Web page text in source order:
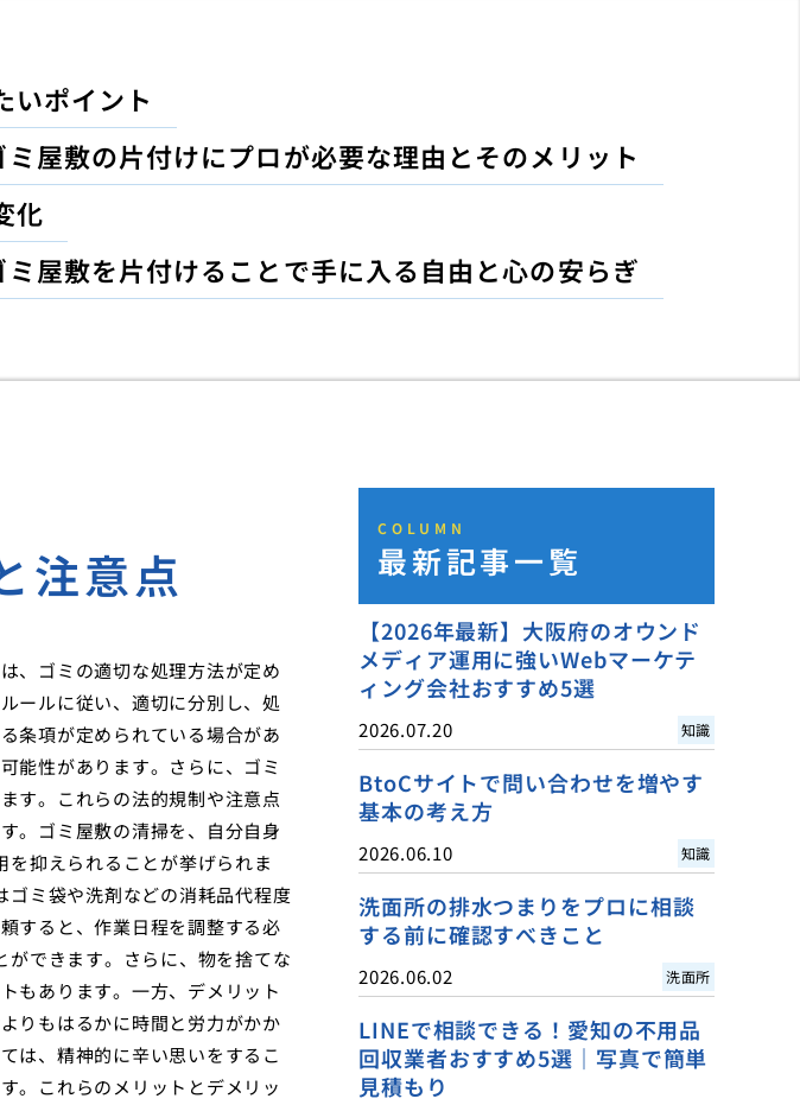
いポイント
ミ屋敷の片付けにプロが必要な理由とそのメリット
化
ミ屋敷を片付けることで手に入る自由と心の安らぎ
注意点
、ゴミの適切な処理方法が定め
ールに従い、適切に分別し、処
条項が定められている場合があ
能性があります。さらに、ゴミ
す。これらの法的規制や注意点
。ゴミ屋敷の清掃を、自分自身
抑えられることが挙げられま
ゴミ袋や洗剤などの消耗品代程度
すると、作業日程を調整する必
できます。さらに、物を捨てな
もあります。一方、デメリット
りもはるかに時間と労力がかか
は、精神的に辛い思いをするこ
。これらのメリットとデメリッ
COLUMN
最新記事一覧
【2026年最新】大阪府のオウンド
メディア運用に強いWebマーケテ
ィング会社おすすめ5選
2026.07.20 知識
BtoCサイトで問い合わせを増やす
基本の考え方
2026.06.10 知識
洗面所の排水つまりをプロに相談
する前に確認すべきこと
2026.06.02 洗面所
LINEで相談できる！愛知の不用品
回収業者おすすめ5選｜写真で簡単
見積もり